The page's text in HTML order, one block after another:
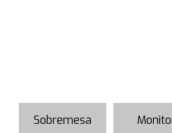
Sobremesa